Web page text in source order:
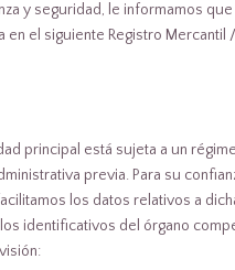
y seguridad, le informamos
en el siguiente Registro Mercantil
principal está sujeta a un
previa. Para su
los datos relativos a
identificativos del órgano